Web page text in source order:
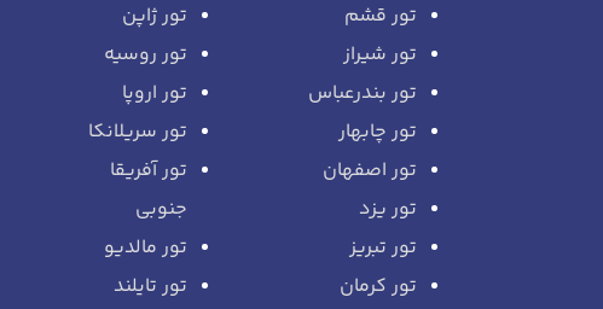
تور قشم
تور شیراز
تور بندرعباس
تور چابهار
تور اصفهان
تور یزد
تور تبریز
تور کرمان
تور ژاپن
تور روسیه
تور اروپا
تور سریلانکا
تور آفریقا
جنوبی
تور مالدیو
تور تایلند